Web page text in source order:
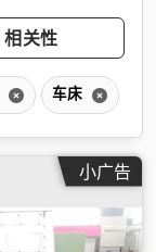
相关性
车床
小广告